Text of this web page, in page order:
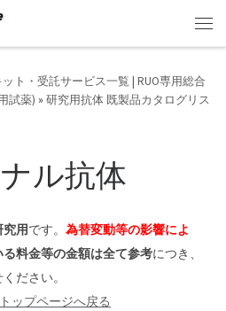
ト・受託サービス一覧 | RUO専用総合
試薬) » 研究用抗体 既製品カタログリス
ル抗体
究用です。 為替変動等の影響によ
料金等の金額は全て参考につき、
ださい。
ップページへ戻る